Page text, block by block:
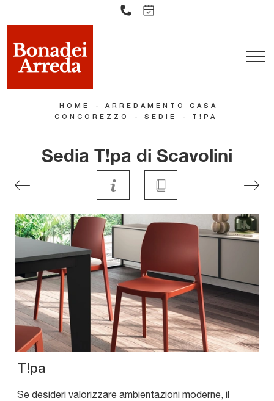
HOME -
ARREDAMENTO CASA
CONCOREZZO
- SEDIE - T!PA
Sedia T!pa di Scavolini
T!pa
Se desideri valorizzare ambientazioni moderne, il